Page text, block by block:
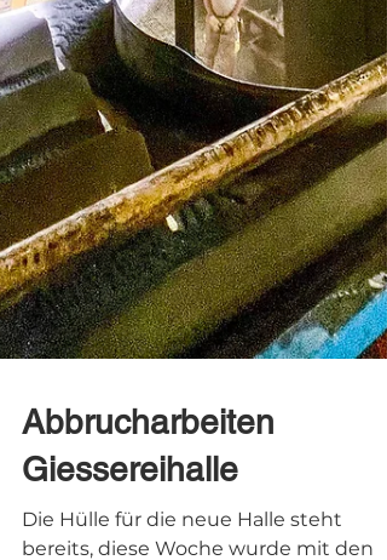
Abbrucharbeiten
Giessereihalle